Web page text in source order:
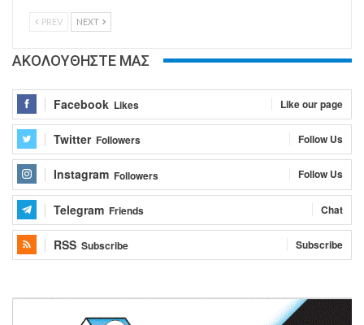
PREV NEXT
ΑΚΟΛΟΥΘΗΣΤΕ ΜΑΣ
Facebook Likes Like our page
Twitter Followers Follow Us
Instagram Followers Follow Us
Telegram Friends Chat
RSS Subscribe Subscribe